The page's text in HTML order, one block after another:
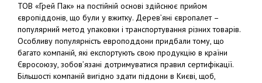
ТОВ «Грей Пак» на постійній основі здійснює прийом
європіддонів, що були у вжитку. Дерев’яні європалет –
популярний метод упаковки і транспортування різних товарів.
Особливу популярність европоддони придбали тому, що
багато компаній, які експортують свою продукцію в країни
Євросоюзу, зобов’язані дотримуватися правил сертифікації.
Більшості компаній вигідно здати піддони в Києві, щоб,